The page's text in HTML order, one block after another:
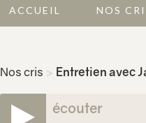
ACCUEIL NOS
Nos cris > Entretien avec
écouter